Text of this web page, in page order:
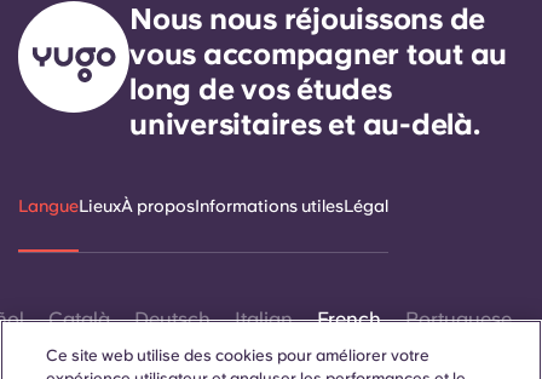
Nous nous réjouissons de
vous accompagner tout au
long de vos études
universitaires et au-delà.
LangueLieuxÀ proposInformations utilesLégal
Català Deutsch Italian French Portuguese
Ce site web utilise des cookies pour améliorer votre